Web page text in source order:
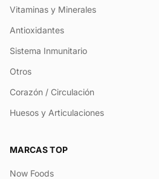
Vitaminas y Minerales
Antioxidantes
Sistema Inmunitario
Otros
Corazón / Circulación
Huesos y Articulaciones
MARCAS TOP
Now Foods